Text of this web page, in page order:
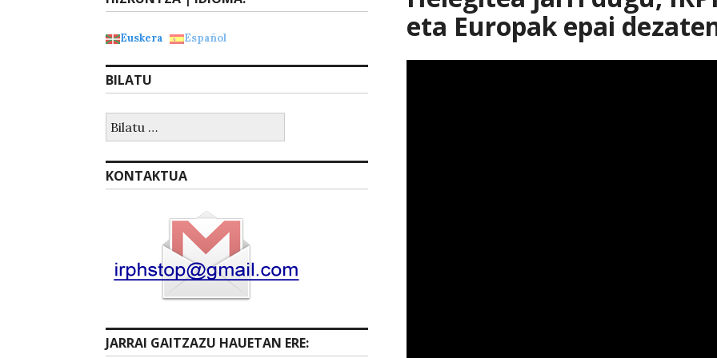
eta Europak epai
Euskera Español
BILATU
KONTAKTUA
JARRAI GAITZAZU HAUETAN ERE: